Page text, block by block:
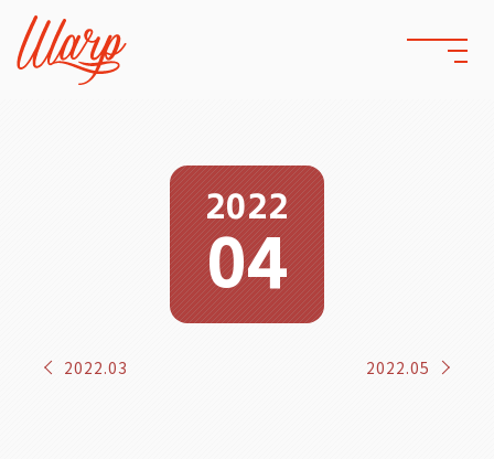
2022
04
2022.03 2022.05